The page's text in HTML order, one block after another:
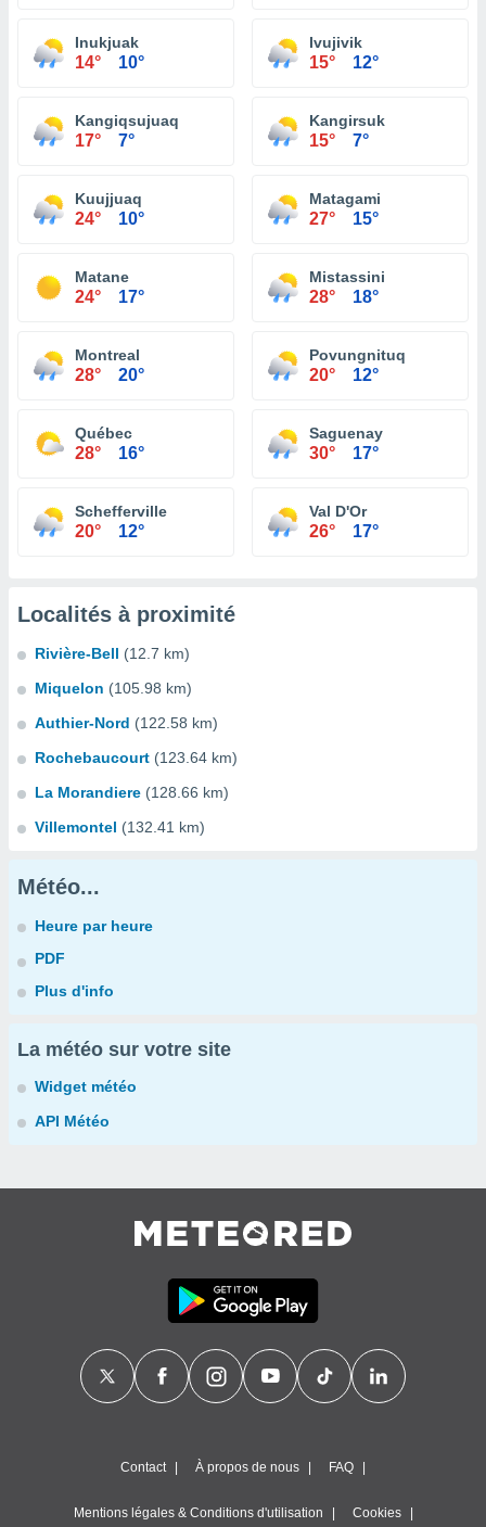
Inukjuak
14° 10°
Ivujivik
15° 12°
Kangiqsujuaq
17° 7°
Kangirsuk
15° 7°
Kuujjuaq
24° 10°
Matagami
27° 15°
Matane
24° 17°
Mistassini
28° 18°
Montreal
28° 20°
Povungnituq
20° 12°
Québec
28° 16°
Saguenay
30° 17°
Schefferville
20° 12°
Val D'Or
26° 17°
Localités à proximité
Rivière-Bell (12.7 km)
Miquelon (105.98 km)
Authier-Nord (122.58 km)
Rochebaucourt (123.64 km)
La Morandiere (128.66 km)
Villemontel (132.41 km)
Météo...
Heure par heure
PDF
Plus d'info
La météo sur votre site
Widget météo
API Météo
Contact À propos de nous FAQ
Mentions légales & Conditions d'utilisation Cookies